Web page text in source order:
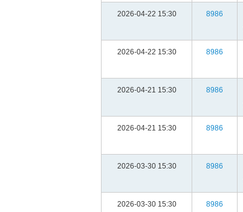
2026-04-22 15:30 8986
2026-04-22 15:30 8986
2026-04-21 15:30 8986
2026-04-21 15:30 8986
2026-03-30 15:30 8986
2026-03-30 15:30 8986